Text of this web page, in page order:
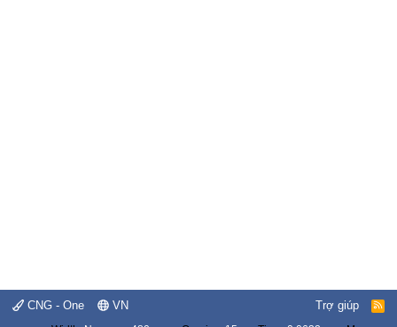
CNG - One VN Trợ giúp
R